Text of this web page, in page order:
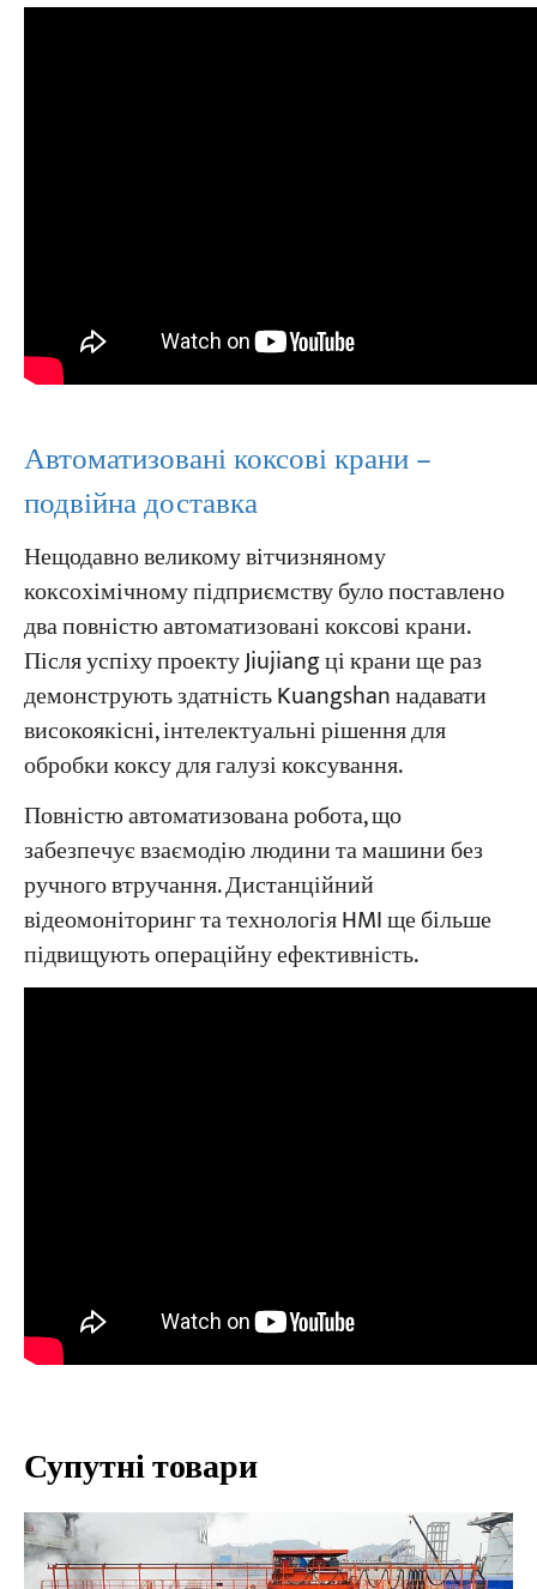
Автоматизовані коксові крани –
подвійна доставка
Нещодавно великому вітчизняному
коксохімічному підприємству було поставлено
два повністю автоматизовані коксові крани.
Після успіху проекту Jiujiang ці крани ще раз
демонструють здатність Kuangshan надавати
високоякісні, інтелектуальні рішення для
обробки коксу для галузі коксування.
Повністю автоматизована робота, що
забезпечує взаємодію людини та машини без
ручного втручання. Дистанційний
відеомоніторинг та технологія HMI ще більше
підвищують операційну ефективність.
Супутні товари